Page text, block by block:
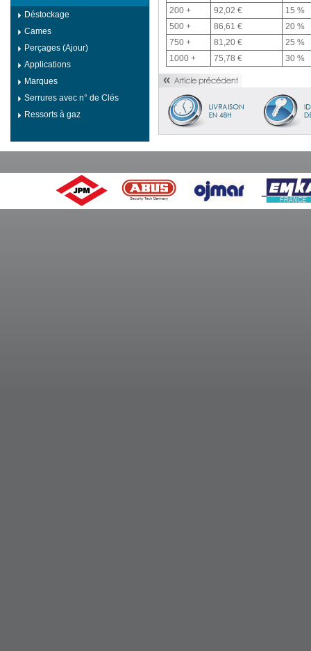
Déstockage
Cames
Perçages (Ajour)
Applications
Marques
Serrures avec n° de Clés
Ressorts à gaz
200 +
92,02 €
15 %
500 +
86,61 €
20 %
750 +
81,20 €
25 %
1000 +
75,78 € 30 %